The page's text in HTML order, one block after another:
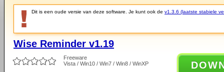
Dit is een oude versie van deze software. Je kunt ook de v1.3.6 (laatste stabiele
Wise Reminder v1.19
Freeware
Vista / Win10 / Win7 / Win8 / WinXP